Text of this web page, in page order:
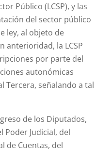
Público (LCSP), y las
del sector público
ley, al objeto de
anterioridad, la LCSP
por parte del
autonómicas
Tercera, señalando a tal
de los Diputados,
Poder Judicial, del
de Cuentas, del